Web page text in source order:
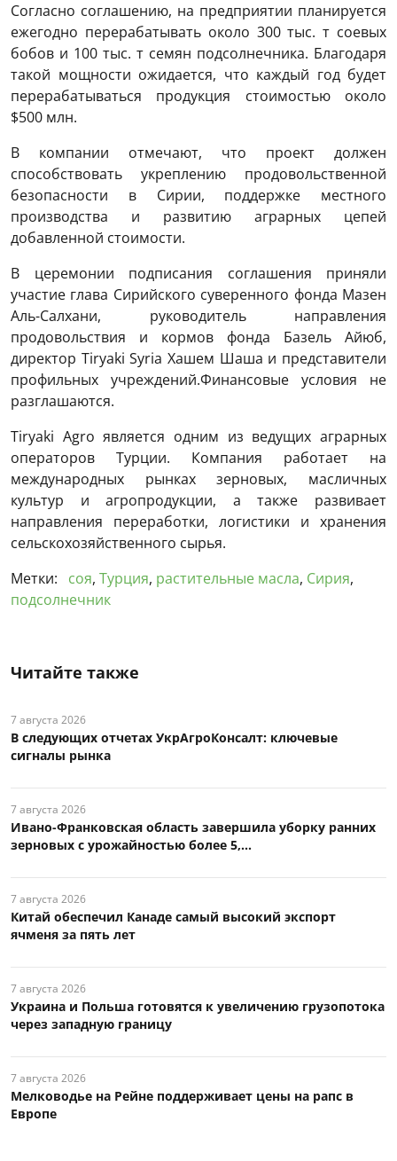
Согласно соглашению, на предприятии планируется
ежегодно перерабатывать около 300 тыс. т соевых
бобов и 100 тыс. т семян подсолнечника. Благодаря
такой мощности ожидается, что каждый год будет
перерабатываться продукция стоимостью около
$500 млн.
В компании отмечают, что проект должен
способствовать укреплению продовольственной
безопасности в Сирии, поддержке местного
производства и развитию аграрных цепей
добавленной стоимости.
В церемонии подписания соглашения приняли
участие глава Сирийского суверенного фонда Мазен
Аль-Салхани, руководитель направления
продовольствия и кормов фонда Базель Айюб,
директор Tiryaki Syria Хашем Шаша и представители
профильных учреждений.Финансовые условия не
разглашаются.
Tiryaki Agro является одним из ведущих аграрных
операторов Турции. Компания работает на
международных рынках зерновых, масличных
культур и агропродукции, а также развивает
направления переработки, логистики и хранения
сельскохозяйственного сырья.
Метки:
соя, Турция, растительные масла, Сирия,
подсолнечник
Читайте также
7 августа 2026
В следующих отчетах УкрАгроКонсалт: ключевые
сигналы рынка
7 августа 2026
Ивано-Франковская область завершила уборку ранних
зерновых с урожайностью более 5,...
7 августа 2026
Китай обеспечил Канаде самый высокий экспорт
ячменя за пять лет
7 августа 2026
Украина и Польша готовятся к увеличению грузопотока
через западную границу
7 августа 2026
Мелководье на Рейне поддерживает цены на рапс в
Европе